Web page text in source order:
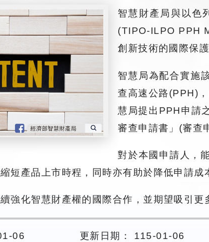
智慧財產局與以色
(TIPO-ILPO PPH
創新技術的國際保護
智慧局為配合實施
查高速公路(PPH)
慧局提出PPH申請
審查申請書」(審
對於本國申請人，
短產品上市時程，同時亦有助於降低申請成
強化智慧財產權的國際合作，並期望吸引更
06 更新日期： 115-01-06